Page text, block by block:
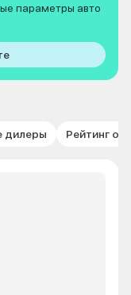
параметры авто
дилеры Рейтинг